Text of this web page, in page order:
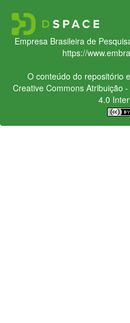
Empresa Brasileira de
https://
O conteúdo do repositório
Creative CommonsAtribuição -
4.0